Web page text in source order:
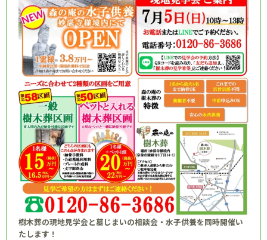
樹木葬の現地見学会と墓じまいの相談会・水子供養を同時開催い
たします！